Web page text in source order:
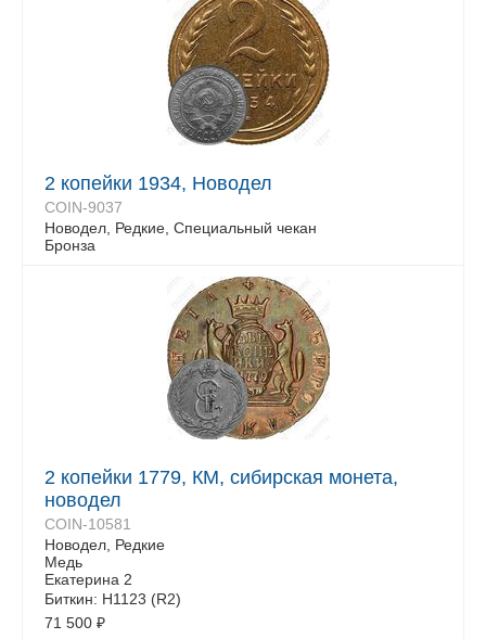
2 копейки 1934, Новодел
COIN-9037
Новодел, Редкие, Специальный чекан
Бронза
2 копейки 1779, КМ, сибирская монета,
новодел
COIN-10581
Новодел, Редкие
Медь
Екатерина 2
Биткин: Н1123 (R2)
71 500 ₽